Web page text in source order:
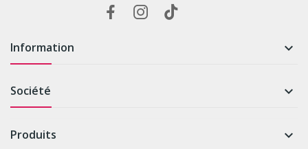
Information 
Société 
Produits 